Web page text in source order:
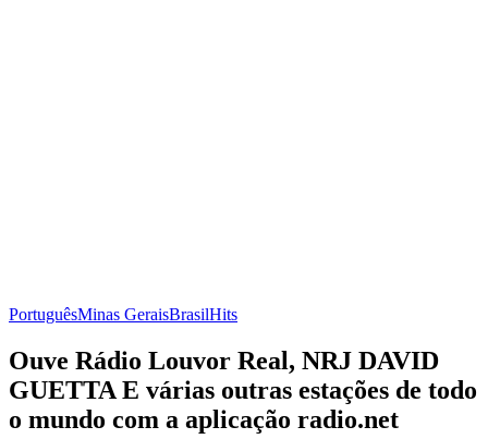
PortuguêsMinas GeraisBrasilHits
Ouve Rádio Louvor Real, NRJ DAVID
GUETTA E várias outras estações de todo
o mundo com a aplicação radio.net